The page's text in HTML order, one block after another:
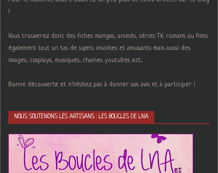
!
Vous trouverez donc des fiches mangas, animés, séries TV, romans ou films
également tout un tas de sujets insolites et amusants mais aussi des
images, cosplays, musiques, chaines youtubes ect...
Bonne découverte et n'hésitez pas à donner vos avis et à participer !
NOUS SOUTENONS LES ARTISANS : LES BOUCLES DE LNA